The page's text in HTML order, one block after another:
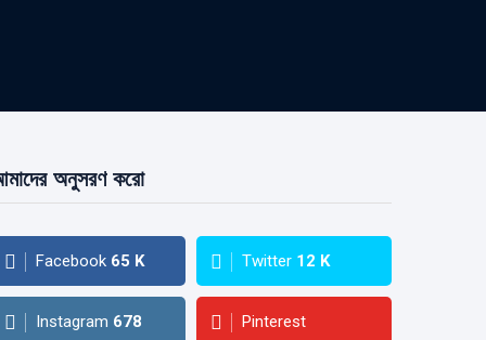
অনুসরণ করো
Facebook 65 K Twitter 12 K
Instagram 678 Pinterest